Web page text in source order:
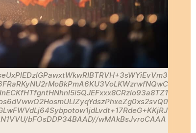
bFOsDDP34BAAD//wMAkBsJvroCAAA